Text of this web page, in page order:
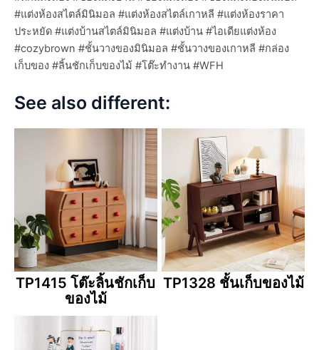
#แต่งห้องสไตล์มินิมอล #แต่งห้องสไตล์เกาหลี #แต่งห้องราคา
ประหยัด #แต่งบ้านสไตล์มินิมอล #แต่งบ้าน #ไอเดียแต่งห้อง
#cozybrown #ชั้นวางของมินิมอล #ชั้นวางของเกาหลี #กล่อง
เก็บของ #ลิ้นชักเก็บของไม้ #โต๊ะทำงาน #WFH
See also different:
TP1415 โต๊ะลิ้นชักเก็บ
ของไม้
TP1328 ชั้นเก็บของไม้